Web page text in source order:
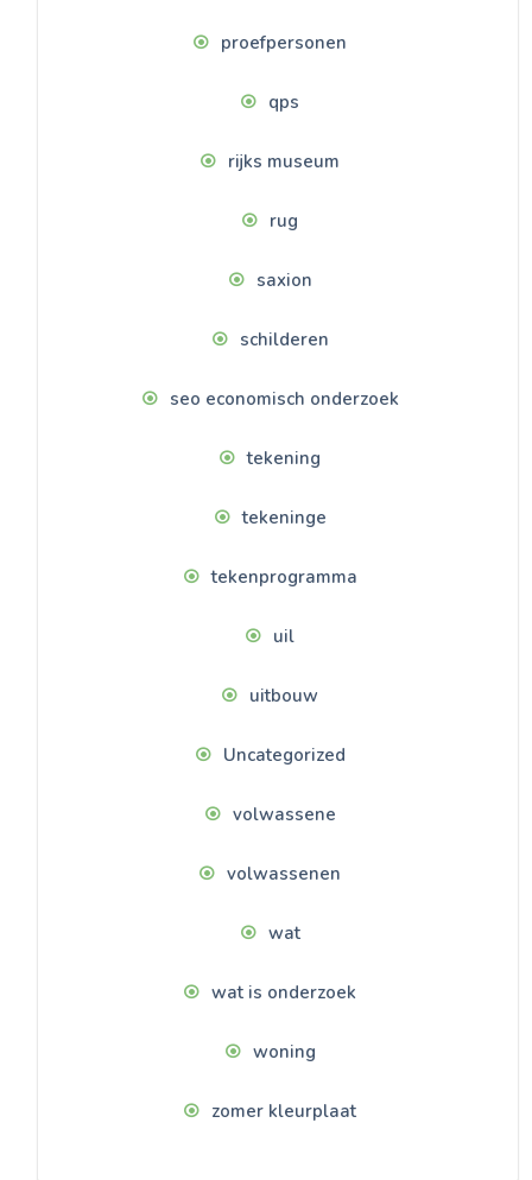
proefpersonen
qps
rijks museum
rug
saxion
schilderen
seo economisch onderzoek
tekening
tekeninge
tekenprogramma
uil
uitbouw
Uncategorized
volwassene
volwassenen
wat
wat is onderzoek
woning
zomer kleurplaat